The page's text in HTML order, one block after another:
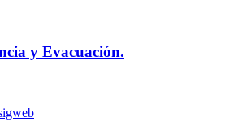
y Evacuación.